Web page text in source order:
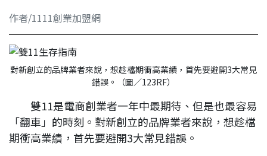
作者/1111創業加盟網
雙11是電商創業者一年中最期待、但是也最容易
「翻車」的時刻。對新創立的品牌業者來說，想趁檔
期衝高業績，首先要避開3大常見錯誤。